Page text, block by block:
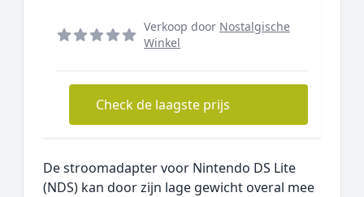
Verkoop door Nostalgische
Winkel
Check de laagste prijs
De stroomadapter voor Nintendo DS Lite
(NDS) kan door zijn lage gewicht overal mee